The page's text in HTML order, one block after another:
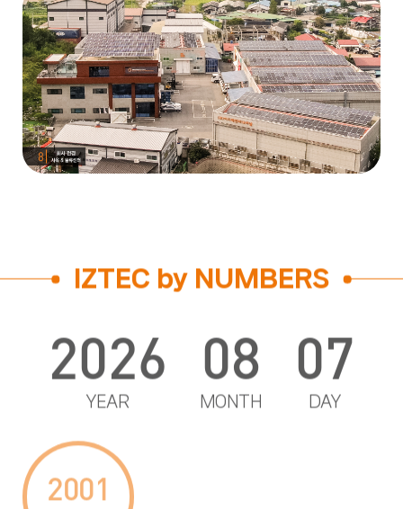
IZTEC by NUMBERS
2026
YEAR
08
MONTH
07
DAY
2001